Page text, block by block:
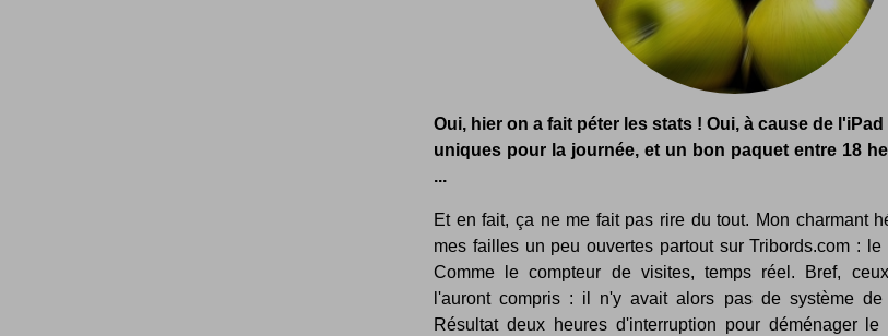
Oui, hier on a fait péter les stats ! Oui, à cause de
uniques pour la journée, et un bon paquet entre 18
...
Et en fait, ça ne me fait pas rire du tout. Mon charmant
mes failles un peu ouvertes partout sur Tribords.com : le
Comme le compteur de visites, temps réel. Bref,
l'auront compris : il n'y avait alors pas de système
Résultat deux heures d'interruption pour déménager